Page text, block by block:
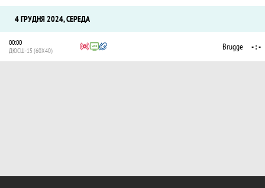
4 ГРУДНЯ 2024, СЕРЕДА
00:00
ДЮСШ-15 (60X40) Brugge - : -